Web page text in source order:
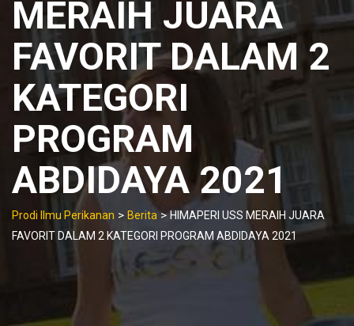
MERAIH JUARA
FAVORIT DALAM 2
KATEGORI
PROGRAM
ABDIDAYA 2021
Prodi Ilmu Perikanan > Berita>HIMAPERI USS MERAIH JUARA
FAVORIT DALAM 2 KATEGORI PROGRAM ABDIDAYA 2021